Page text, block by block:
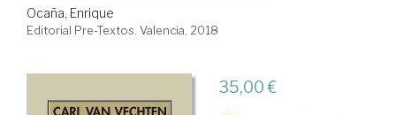
Ocaña, Enrique
Editorial Pre-Textos. Valencia, 2018
35,00 €